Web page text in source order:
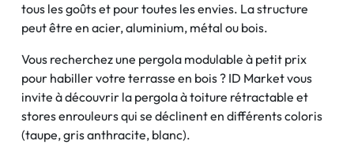
tous les goûts et pour toutes les envies. La structure
peut être en acier, aluminium, métal ou bois.
Vous recherchez une pergola modulable à petit prix
pour habiller votre terrasse en bois ? ID Market vous
invite à découvrir la pergola à toiture rétractable et
stores enrouleurs qui se déclinent en différents coloris
(taupe, gris anthracite, blanc).